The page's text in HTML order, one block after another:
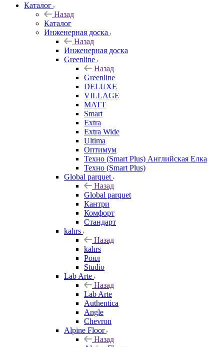
Каталог
Назад
Каталог
Инженерная доска
Назад
Инженерная доска
Greenline
Назад
Greenline
DELUXE
VILLAGE
MATT
Smart
Extra
Extra Wide
Ultima
Оптимум
Техно (Smart Plus) Английская Елка
Техно (Smart Plus)
Global parquet
Назад
Global parquet
Кантри
Комфорт
Стандарт
kahrs
Назад
kahrs
Роял
Studio
Lab Arte
Назад
Lab Arte
Authentica
Angle
Chevron
Alpine Floor
Назад